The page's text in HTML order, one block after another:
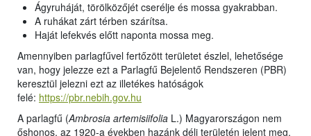
Ágyruháját, törölközőjét cserélje és mossa gyakrabban.
A ruhákat zárt térben szárítsa.
Haját lefekvés előtt naponta mossa meg.
Amennyiben parlagfűvel fertőzött területet észlel, lehetősége
van, hogy jelezze ezt a Parlagfű Bejelentő Rendszeren (PBR)
keresztül jelezni ezt az illetékes hatóságok
felé: https://pbr.nebih.gov.hu
A parlagfű (Ambrosia artemisiifolia L.) Magyarországon nem
őshonos, az 1920-a években hazánk déli területén jelent meg,